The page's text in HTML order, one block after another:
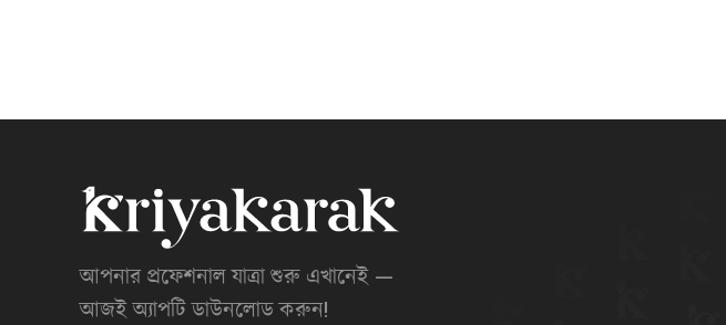
আপনার প্রফেশনাল যাত্রা শুরু এখানেই —
আজই অ্যাপটি ডাউনলোড করুন!